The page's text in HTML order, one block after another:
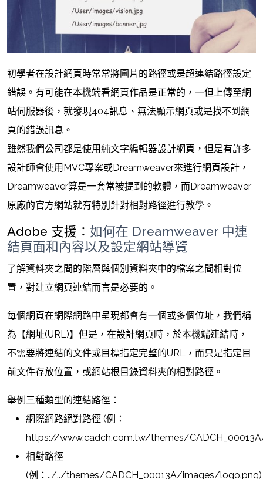
初學者在設計網頁時常常將圖片的路徑或是超連結路徑設定
錯誤。有可能在本機端看網頁作品是正常的，一但上傳至網
站伺服器後，就發現404訊息、無法顯示網頁或是找不到網
頁的錯誤訊息。
雖然我們公司都是使用純文字編輯器設計網頁，但是有許多
設計師會使用MVC專案或Dreamweaver來進行網頁設計，
Dreamweaver算是一套常被提到的軟體，而Dreamweaver
原廠的官方網站就有特別針對相對路徑進行教學。
Adobe 支援： 如何在 Dreamweaver 中連
結頁面和內容以及設定網站導覽
了解資料夾之間的階層與個別資料夾中的檔案之間相對位
置，對建立網頁連結而言是必要的。
每個網頁在網際網路中呈現都會有一個或多個位址，我們稱
為【網址(URL)】但是，在設計網頁時，於本機端連結時，
不需要將連結的文件或目標指定完整的URL，而只是指定目
前文件存放位置，或網站根目錄資料夾的相對路徑。
舉例三種類型的連結路徑：
網際網路絕對路徑 (例：
https://www.cadch.com.tw/themes/
相對路徑
(例：../../themes/CADCH_00013A/images/logo.png)